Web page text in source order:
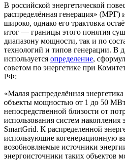
В российской энергетической
распределённая генерация» (МРГ)
широко, однако его трактовка
итог — границы этого понятия
диапазону мощности, так и по
технологий и типов генерации. В
используется определение,
советом по энергетике при
РФ:
«Малая распределённая
объекты мощностью от 1 до 50
непосредственной близости от
использования систем накопления
SmartGrid. К распределенной
использующие когенерационную
возобновляемые источники
энергоисточники таких объектов